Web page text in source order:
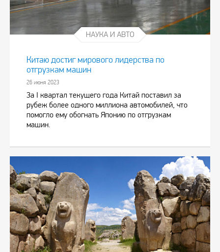
НАУКА И АВТО
Китаю достиг мирового лидерства по
отгрузкам машин
26 июня 2023
За I квартал текущего года Китай поставил за
рубеж более одного миллиона автомобилей, что
помогло ему обогнать Японию по отгрузкам
машин.